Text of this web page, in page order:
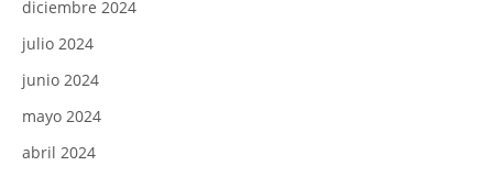
diciembre 2024
julio 2024
junio 2024
mayo 2024
abril 2024